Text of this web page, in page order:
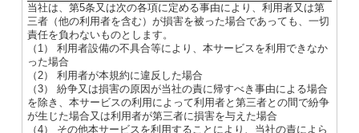
当社は、第5条又は次の各項に定める事由により、利用者又は第
三者（他の利用者を含む）が損害を被った場合であっても、一切
責任を負わないものとします。
（1） 利用者設備の不具合等により、本サービスを利用できなか
った場合
（2） 利用者が本規約に違反した場合
（3） 紛争又は損害の原因が当社の責に帰すべき事由による場合
を除き、本サービスの利用によって利用者と第三者との間で紛争
が生じた場合又は利用者が第三者に損害を与えた場合
（4） その他本サービスを利用することにより、当社の責によら